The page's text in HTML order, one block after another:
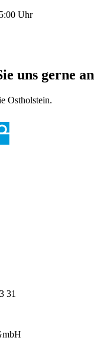
Uhr
uns gerne an
Ostholstein.
31